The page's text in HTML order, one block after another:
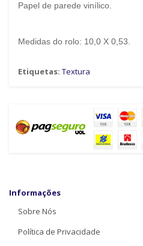
Papel de parede vinílico.
Medidas do rolo: 10,0 X 0,53.
Etiquetas: Textura
Informações
Sobre Nós
Política de Privacidade